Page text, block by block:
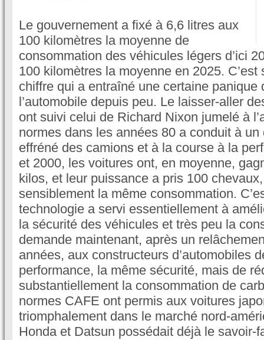
Le gouvernement a fixé à 6,6 litres aux
100 kilomètres la moyenne de
consommation des véhicules légers d’ici
100 kilomètres la moyenne en 2025. C’est
chiffre qui a entraîné une certaine panique
l’automobile depuis peu. Le laisser-aller
ont suivi celui de Richard Nixon jumelé à
normes dans les années 80 a conduit à
effréné des camions et à la course à la
et 2000, les voitures ont, en moyenne,
kilos, et leur puissance a pris 100
sensiblement la même consommation.
technologie a servi essentiellement à
la sécurité des véhicules et très peu la
demande maintenant, après un
années, aux constructeurs d’automobiles
performance, la même sécurité, mais de
substantiellement la consommation de
normes CAFE ont permis aux voitures
triomphalement dans le marché nord-
Honda et Datsun possédait déjà le savoir-